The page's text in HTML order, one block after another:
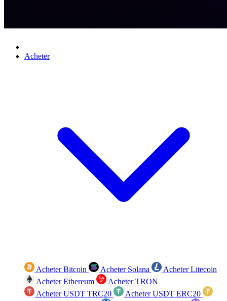
Acheter
Acheter Bitcoin Acheter Solana
Acheter Litecoin
Acheter Ethereum
Acheter TRON
Acheter USDT TRC20
Acheter USDT ERC20